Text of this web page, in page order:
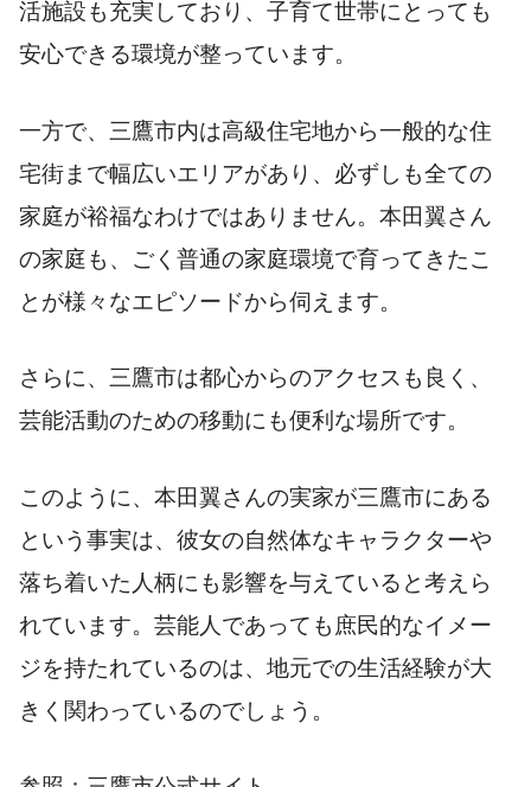
活施設も充実しており、子育て世帯にとっても
安心できる環境が整っています。
一方で、三鷹市内は高級住宅地から一般的な住
宅街まで幅広いエリアがあり、必ずしも全ての
家庭が裕福なわけではありません。本田翼さん
の家庭も、ごく普通の家庭環境で育ってきたこ
とが様々なエピソードから伺えます。
さらに、三鷹市は都心からのアクセスも良く、
芸能活動のための移動にも便利な場所です。
このように、本田翼さんの実家が三鷹市にある
という事実は、彼女の自然体なキャラクターや
落ち着いた人柄にも影響を与えていると考えら
れています。芸能人であっても庶民的なイメー
ジを持たれているのは、地元での生活経験が大
きく関わっているのでしょう。